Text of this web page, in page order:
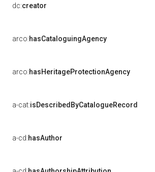
dc:creator
arco:hasCataloguingAgency
arco:hasHeritageProtectionAgency
a-cat:isDescribedByCatalogueRecord
a-cd:hasAuthor